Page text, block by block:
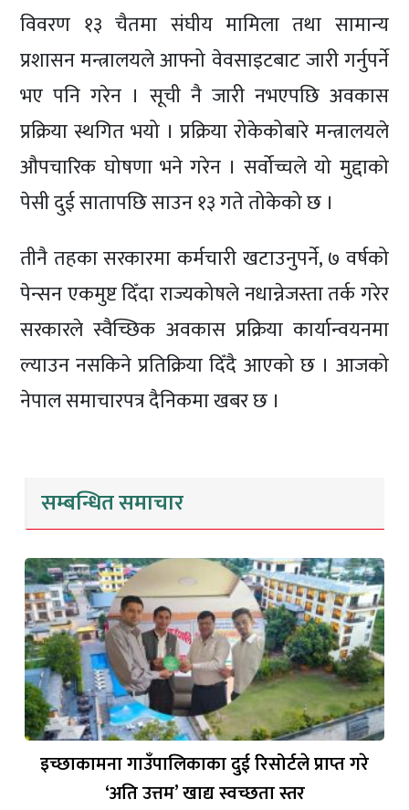
विवरण १३ चैतमा संघीय मामिला तथा सामान्य
प्रशासन मन्त्रालयले आफ्नो वेवसाइटबाट जारी गर्नुपर्ने
भए पनि गरेन । सूची नै जारी नभएपछि अवकास
प्रक्रिया स्थगित भयो । प्रक्रिया रोकेकोबारे मन्त्रालयले
औपचारिक घोषणा भने गरेन । सर्वोच्चले यो मुद्दाको
पेसी दुई सातापछि साउन १३ गते तोकेको छ ।
तीनै तहका सरकारमा कर्मचारी खटाउनुपर्ने, ७ वर्षको
पेन्सन एकमुष्ट दिँदा राज्यकोषले नधान्नेजस्ता तर्क गरेर
सरकारले स्वैच्छिक अवकास प्रक्रिया कार्यान्वयनमा
ल्याउन नसकिने प्रतिक्रिया दिँदै आएको छ । आजको
नेपाल समाचारपत्र दैनिकमा खबर छ ।
सम्बन्धित समाचार
इच्छाकामना गाउँपालिकाका दुई रिसोर्टले प्राप्त गरे
‘अति उत्तम’ खाद्य स्वच्छता स्तर